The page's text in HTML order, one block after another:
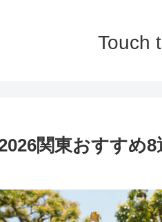
Touch
関東おすすめ